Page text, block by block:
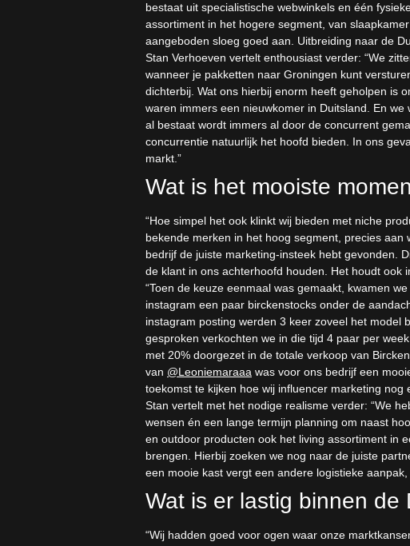
bestaat uit specialistische webwinkels en één
assortiment in het hogere segment, van
aangeboden sloeg goed aan. Uitbreiding naar de
Stan Verhoeven vertelt enthousiast verder: “We
wanneer je pakketten naar Groningen kunt
dichterbij. Wat ons hierbij enorm heeft geholpen is
waren immers een nieuwkomer in Duitsland. En
al bestaat wordt immers al door de concurrent
concurrentie natuurlijk het hoofd bieden. In ons
markt.”
Wat is het mooiste
“Hoe simpel het ook klinkt wij bieden met niche
bekende merken in het hoog segment, precies
bedrijf de juiste marketing-insteek hebt gevonden.
de klant in ons achterhoofd houden. Het houdt ook
“Toen de keuze eenmaal was gemaakt, kwamen
instagram een paar birckenstocks onder de
instagram posting werden 3 keer zoveel het model
gesproken verkochten we in die tijd 4 paar per
met 20% doorgezet in de totale verkoop van
van @Leoniemaraaa was voor ons bedrijf een
toekomst te kijken hoe wij influencer marketing nog
Stan vertelt met het nodige realisme verder: “We
wensen én een lange termijn planning om naast
en outdoor producten ook het living assortiment in
brengen. Hierbij zoeken we nog naar de juiste
een mooie kast vergt een andere logistieke
Wat is er lastig binnen de
“Wij hadden goed voor ogen waar onze